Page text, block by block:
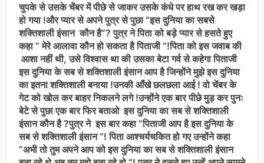
चुपके से उसके चेंबर में पीछे से जाकर उसके कंधे पर हाथ रख कर खड़ा
हो गया !और प्यार से अपने पुत्र से पुछा “इस दुनिया का सबसे
शक्तिशाली इंसान कौन है”? पुत्र ने पिता को बड़े प्यार से हसते हुए
कहा ” मेरे आलावा कौन हो सकता है पिताजी “!पिता को इस जवाब की
आशा नहीं थी, उसे विश्वास था की उसका बेटा गर्व से कहेगा पिताजी
इस दुनिया के सब से शक्तिशाली इंसान आप है जिन्होंने मुझे इस दुनिया
का इतना शक्तिशाली बनाया !उनकी आँखे छलछला आई ! वो चेंबर के
गेट को खोल कर बाहर निकलने लगे !उन्होंने एक बार पीछे मुड़ कर पुनः
बेटे से पुछा एक बार फिर बताओ इस दुनिया का सब से शक्तिशाली
इंसान कौन है ?पुत्र ने इस बार कहा “पिताजी आप है इस दुनिया के
सब से शक्तिशाली इंसान “! पिता आश्चर्यचकित हो गए उन्होंने कहा
“अभी तो तुम अपने आप को इस दुनिया का सब से शक्तिशाली इंसान